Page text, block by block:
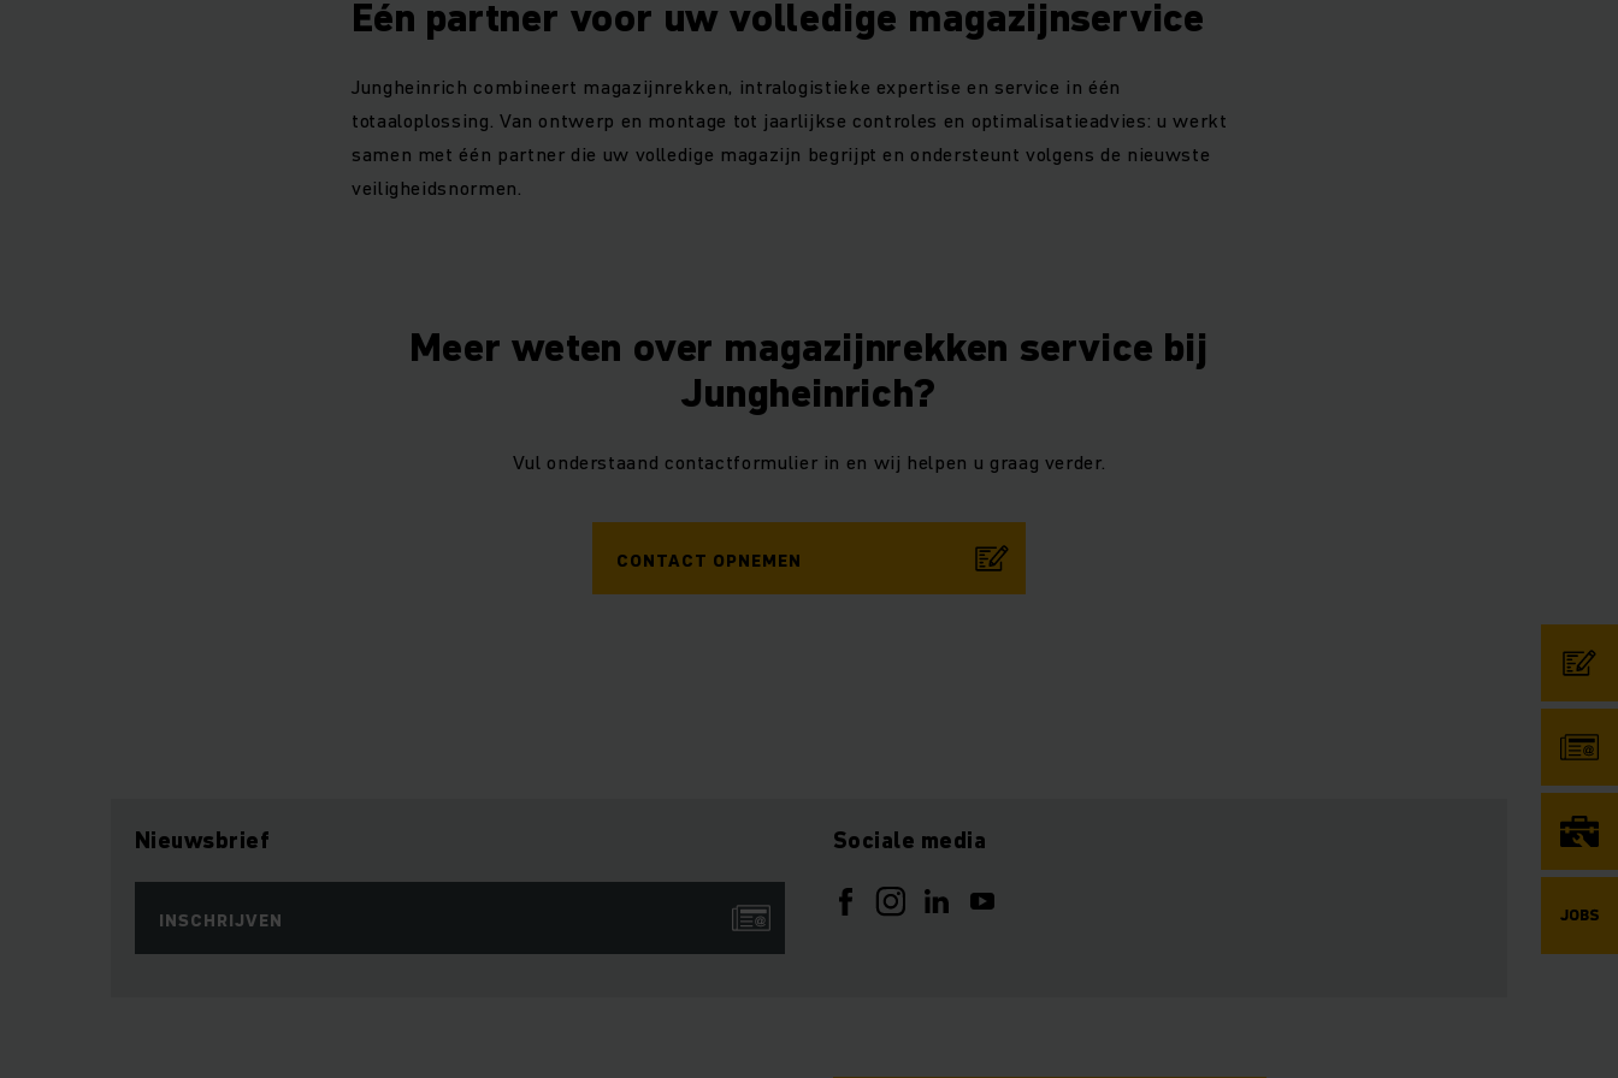
Eén partner voor uw volledige magazijnservice
Jungheinrich combineert magazijnrekken, intralogistieke expertise en service in één
totaaloplossing. Van ontwerp en montage tot jaarlijkse controles en optimalisatieadvies: u werkt
samen met één partner die uw volledige magazijn begrijpt en ondersteunt volgens de nieuwste
veiligheidsnormen.
Meer weten over magazijnrekken service bij
Jungheinrich?
Vul onderstaand contactformulier in en wij helpen u graag verder.
CONTACT OPNEMEN
Nieuwsbrief
INSCHRIJVEN
Sociale media